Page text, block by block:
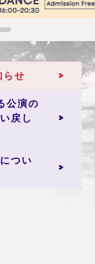
らせ
公演の
戻し
つい